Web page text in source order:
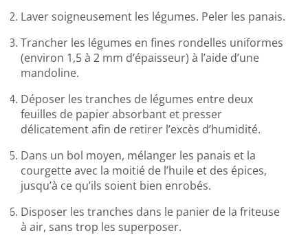
Laver soigneusement les légumes. Peler les panais.
Trancher les légumes en fines rondelles uniformes
(environ 1,5 à 2 mm d’épaisseur) à l’aide d’une
mandoline.
Déposer les tranches de légumes entre deux
feuilles de papier absorbant et presser
délicatement afin de retirer l’excès d’humidité.
Dans un bol moyen, mélanger les panais et la
courgette avec la moitié de l’huile et des épices,
jusqu’à ce qu’ils soient bien enrobés.
Disposer les tranches dans le panier de la friteuse
à air, sans trop les superposer.